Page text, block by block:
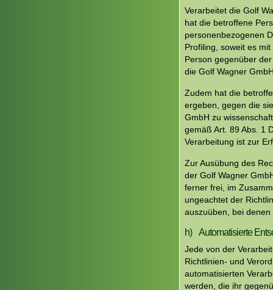
Verarbeitet die Golf
hat die betroffene
personenbezogenen
Profiling, soweit es
Person gegenüber
die Golf Wagner
Zudem hat die
ergeben, gegen die
GmbH zu
gemäß Art. 89 Abs. 1
Verarbeitung ist zur
Zur Ausübung des
der Golf Wagner
ferner frei, im
ungeachtet der
auszuüben, bei
h) Automatisierte
Jede von der
Richtlinien- und
automatisierten
werden, die ihr